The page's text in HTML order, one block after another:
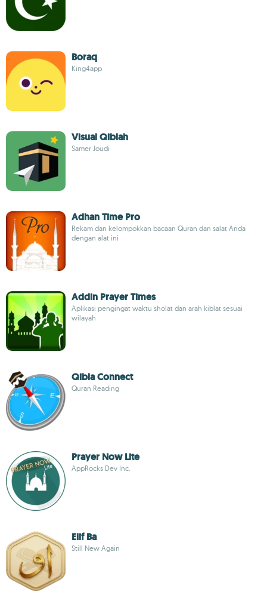
Boraq
King4app
Visual Qiblah
Samer Joudi
Adhan Time Pro
Rekam dan kelompokkan bacaan Quran dan salat Anda
dengan alat ini
Addin Prayer Times
Aplikasi pengingat waktu sholat dan arah kiblat sesuai
wilayah
Qibla Connect
Quran Reading
Prayer Now Lite
AppRocks Dev Inc.
Elif Ba
Still New Again